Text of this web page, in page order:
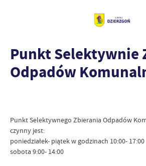
Punkt Selektywnie
Odpadów
Punkt Selektywnego Zbierania Odpadów
czynny jest:
poniedziałek- piątek w godzinach 10:00- 17:00
sobota 9:00- 14:00